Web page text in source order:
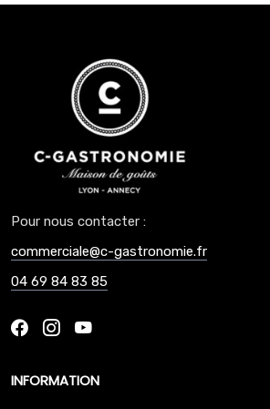
Pour nous contacter :
commerciale@c-gastronomie.fr
04 69 84 83 85
INFORMATION